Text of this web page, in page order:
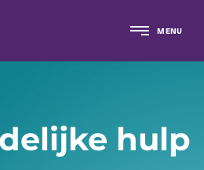
MENU
hulp